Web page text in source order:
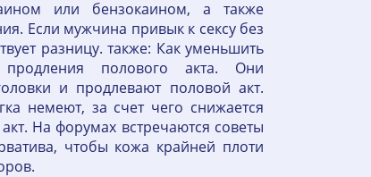
или бензокаином, а также
Если мужчина привык к сексу без
разницу. также: Как уменьшить
продления полового акта. Они
и продлевают половой акт.
немеют, за счет чего снижается
На форумах встречаются советы
чтобы кожа крайней плоти